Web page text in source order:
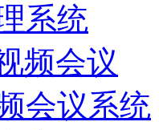
系统
频会议
会议系统